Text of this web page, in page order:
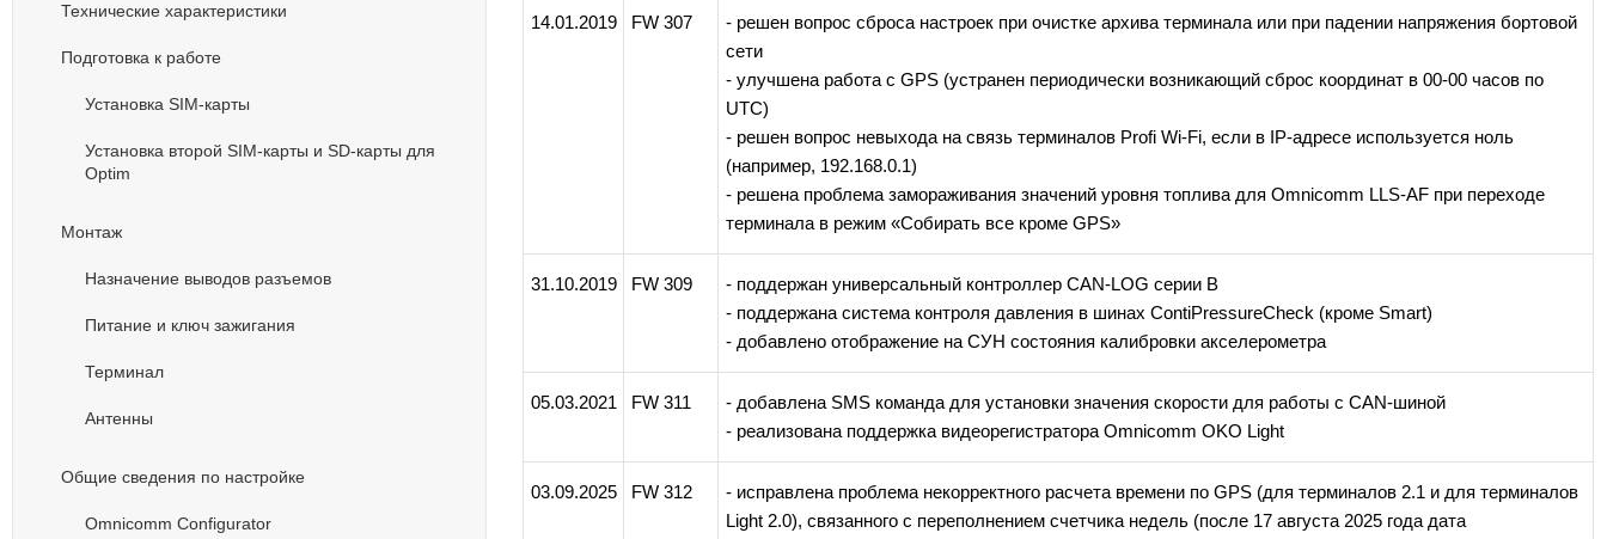
Технические характеристики
Подготовка к работе
Установка SIM-карты
Установка второй SIM-карты и SD-карты для
Optim
Монтаж
Назначение выводов разъемов
Питание и ключ зажигания
Терминал
Антенны
Общие сведения по настройке
Omnicomm Configurator
14.01.2019 FW 307
- решен вопрос сброса настроек при очистке архива терминала или при падении напряжения бортовой
сети
- улучшена работа с GPS (устранен периодически возникающий сброс координат в 00-00 часов по
UTC)
- решен вопрос невыхода на связь терминалов Profi Wi-Fi, если в IP-адресе используется ноль
(например, 192.168.0.1)
- решена проблема замораживания значений уровня топлива для Omnicomm LLS-AFпри переходе
терминала в режим «Собирать все кроме GPS»
31.10.2019 FW 309
- поддержан универсальный контроллер CAN-LOG серии B
- поддержана система контроля давления в шинах ContiPressureCheck (кроме Smart)
- добавлено отображение на СУН состояния калибровки акселерометра
05.03.2021 FW 311
- добавлена SMS команда для установки значения скорости для работы c CAN-шиной
- реализована поддержка видеорегистратора Omnicomm OKO Light
03.09.2025 FW 312
- исправлена проблема некорректного расчета времени по GPS (для терминалов 2.1 и для терминалов
Light 2.0), связанного с переполнением счетчика недель (после 17 августа 2025 года дата